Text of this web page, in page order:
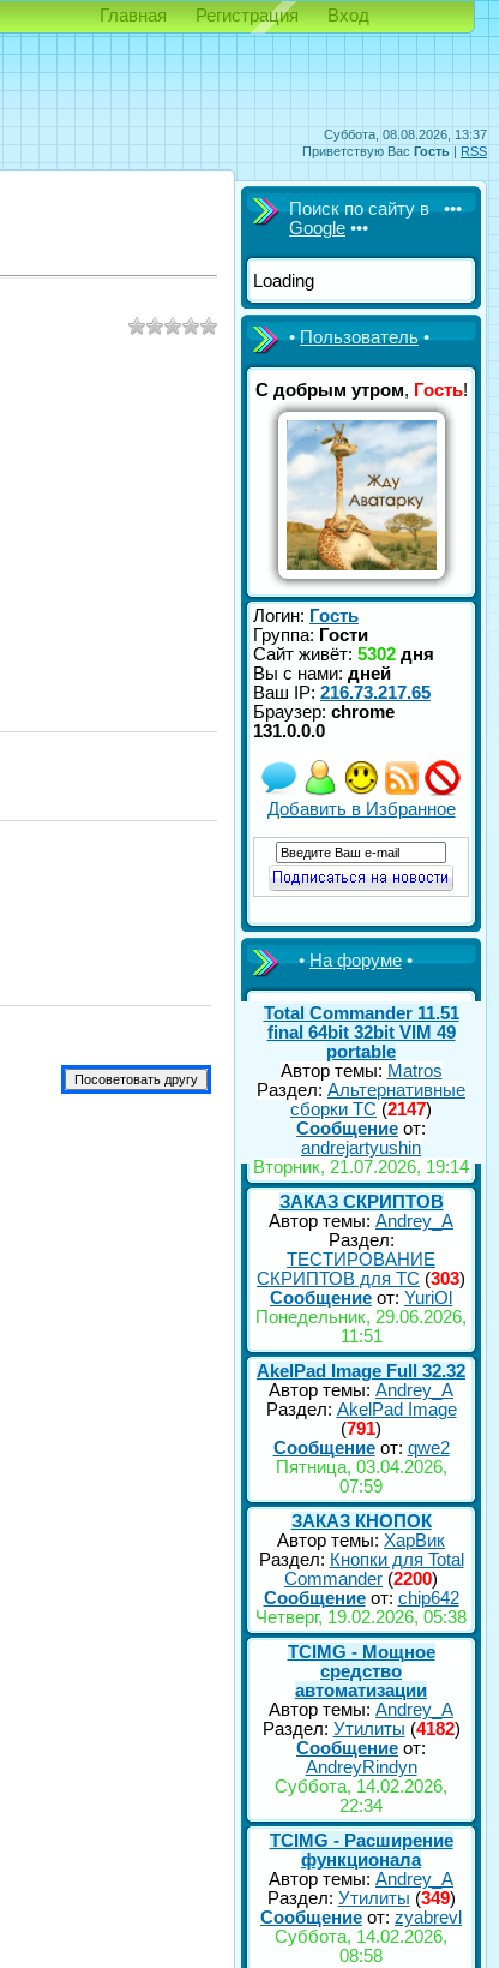
Суббота, 08.08.2026, 13:37
Приветствую Вас Гость | RSS
Главная Регистрация Вход
Поиск по сайту в •••
Google •••
Loading
•Пользователь•
С добрым утром, Гость!
Логин: Гость
Группа: Гости
Сайт живёт: 5302 дня
Вы с нами: дней
Ваш IP: 216.73.217.65
Браузер: chrome
131.0.0.0
Добавить в Избранное
•На форуме•
Total Commander 11.51
final 64bit 32bit VIM 49
portable
Автор темы: Matros
Раздел: Альтернативные
сборки ТС (2147)
Сообщение от:
andrejartyushin
Вторник, 21.07.2026, 19:14
ЗАКАЗ СКРИПТОВ
Автор темы: Andrey_A
Раздел:
ТЕСТИРОВАНИЕ
СКРИПТОВ для TC (303)
Сообщение от: YuriOl
Понедельник, 29.06.2026,
11:51
AkelPad Image Full 32.32
Автор темы: Andrey_A
Раздел: AkelPad Image
(791)
Сообщениеот: qwe2
Пятница, 03.04.2026,
07:59
ЗАКАЗ КНОПОК
Автор темы: ХарВик
Раздел: Кнопки для Total
Commander (2200)
Сообщениеот: chip642
Четверг, 19.02.2026, 05:38
TCIMG - Мощное
средство
автоматизации
Автор темы: Andrey_A
Раздел: Утилиты (4182)
Сообщение от:
AndreyRindyn
Суббота, 14.02.2026,
22:34
TCIMG - Расширение
функционала
Автор темы: Andrey_A
Раздел: Утилиты (349)
Сообщение от: zyabrevl
Суббота, 14.02.2026,
08:58